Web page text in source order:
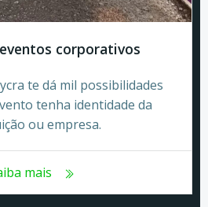
corporativos
te dá mil possibilidades
tenha identidade da
ou empresa.
mais